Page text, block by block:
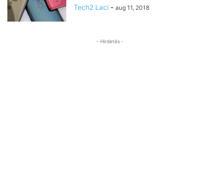
Tech2 Laci - aug 11, 2018
- Hirdetés -